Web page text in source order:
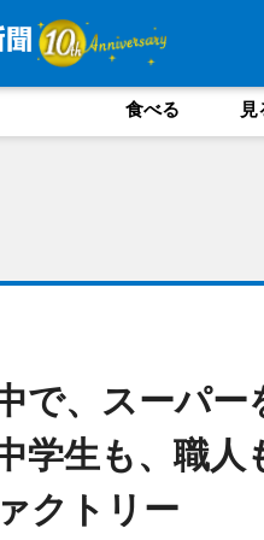
食べる 見
で、スーパ
学生も、職
クトリー